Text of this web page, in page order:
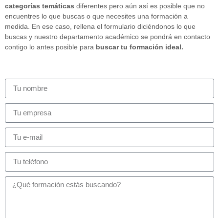
categorías temáticas diferentes pero aún así es posible que no
encuentres lo que buscas o que necesites una formación a
medida. En ese caso, rellena el formulario diciéndonos lo que
buscas y nuestro departamento académico se pondrá en contacto
contigo lo antes posible para buscar tu formación ideal.